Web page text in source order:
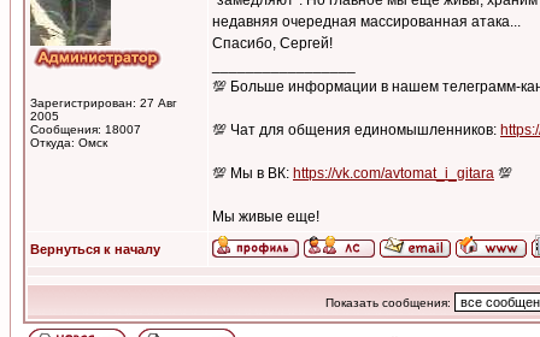
Зарегистрирован: 27 Авг
2005
Сообщения: 18007
Откуда: Омск
недавняя очередная массированная атака...
Спасибо, Сергей!
💯 Больше информации в нашем телеграмм-
💯 Чат для общения единомышленников:
💯 Мы в ВК: https://vk.com/avtomat_i_gitara 💯
Мы живые еще!
Вернуться к началу
Показать сообщения: